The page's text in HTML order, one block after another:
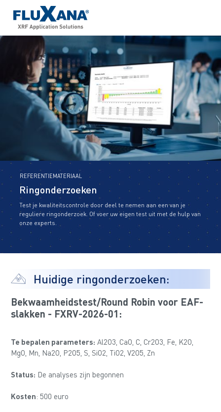
REFERENTIEMATERIAAL
Ringonderzoeken
Test je kwaliteitscontrole door deel te nemen aan een van je
reguliere ringonderzoek. Of voer uw eigen test uit met de hulp van
onze experts.
Huidige ringonderzoeken:
Bekwaamheidstest/Round Robin voor EAF-
slakken - FXRV-2026-01:
Te bepalen parameters: Al2O3, CaO, C, Cr2O3, Fe, K2O,
MgO, Mn, Na2O, P2O5, S, SiO2, TiO2, V2O5, Zn
Status: De analyses zijn begonnen
Kosten: 500 euro